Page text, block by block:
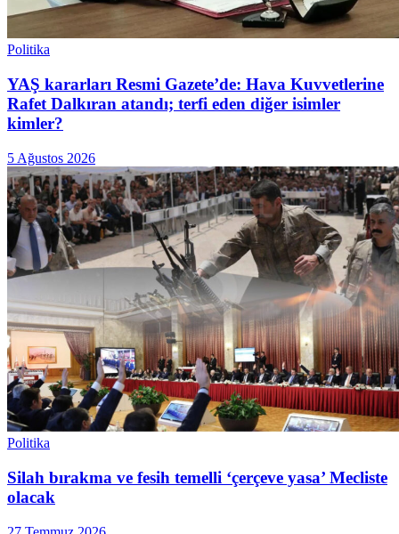
Politika
YAŞ kararları Resmi Gazete’de: Hava Kuvvetlerine
Rafet Dalkıran atandı; terfi eden diğer isimler
kimler?
5 Ağustos 2026
Politika
Silah bırakma ve fesih temelli ‘çerçeve yasa’ Mecliste
olacak